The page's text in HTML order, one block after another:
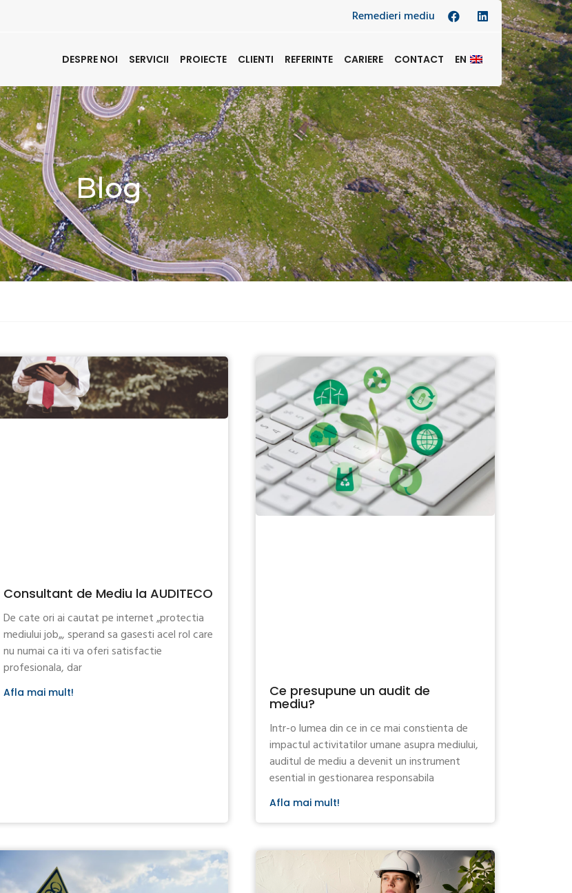
Remedieri mediu
DESPRE NOI SERVICII PROIECTE CLIENTI REFERINTE CARIERE CONTACT EN
Blog
Consultant de Mediu la AUDITECO
De cate ori ai cautat pe internet „protectia
mediului job„, sperand sa gasesti acel rol care
nu numai ca iti va oferi satisfactie
profesionala, dar
Afla mai mult! Ce presupune un audit de
mediu?
Intr-o lumea din ce in ce mai constienta de
impactul activitatilor umane asupra mediului,
auditul de mediu a devenit un instrument
esential in gestionarea responsabila
Afla mai mult!